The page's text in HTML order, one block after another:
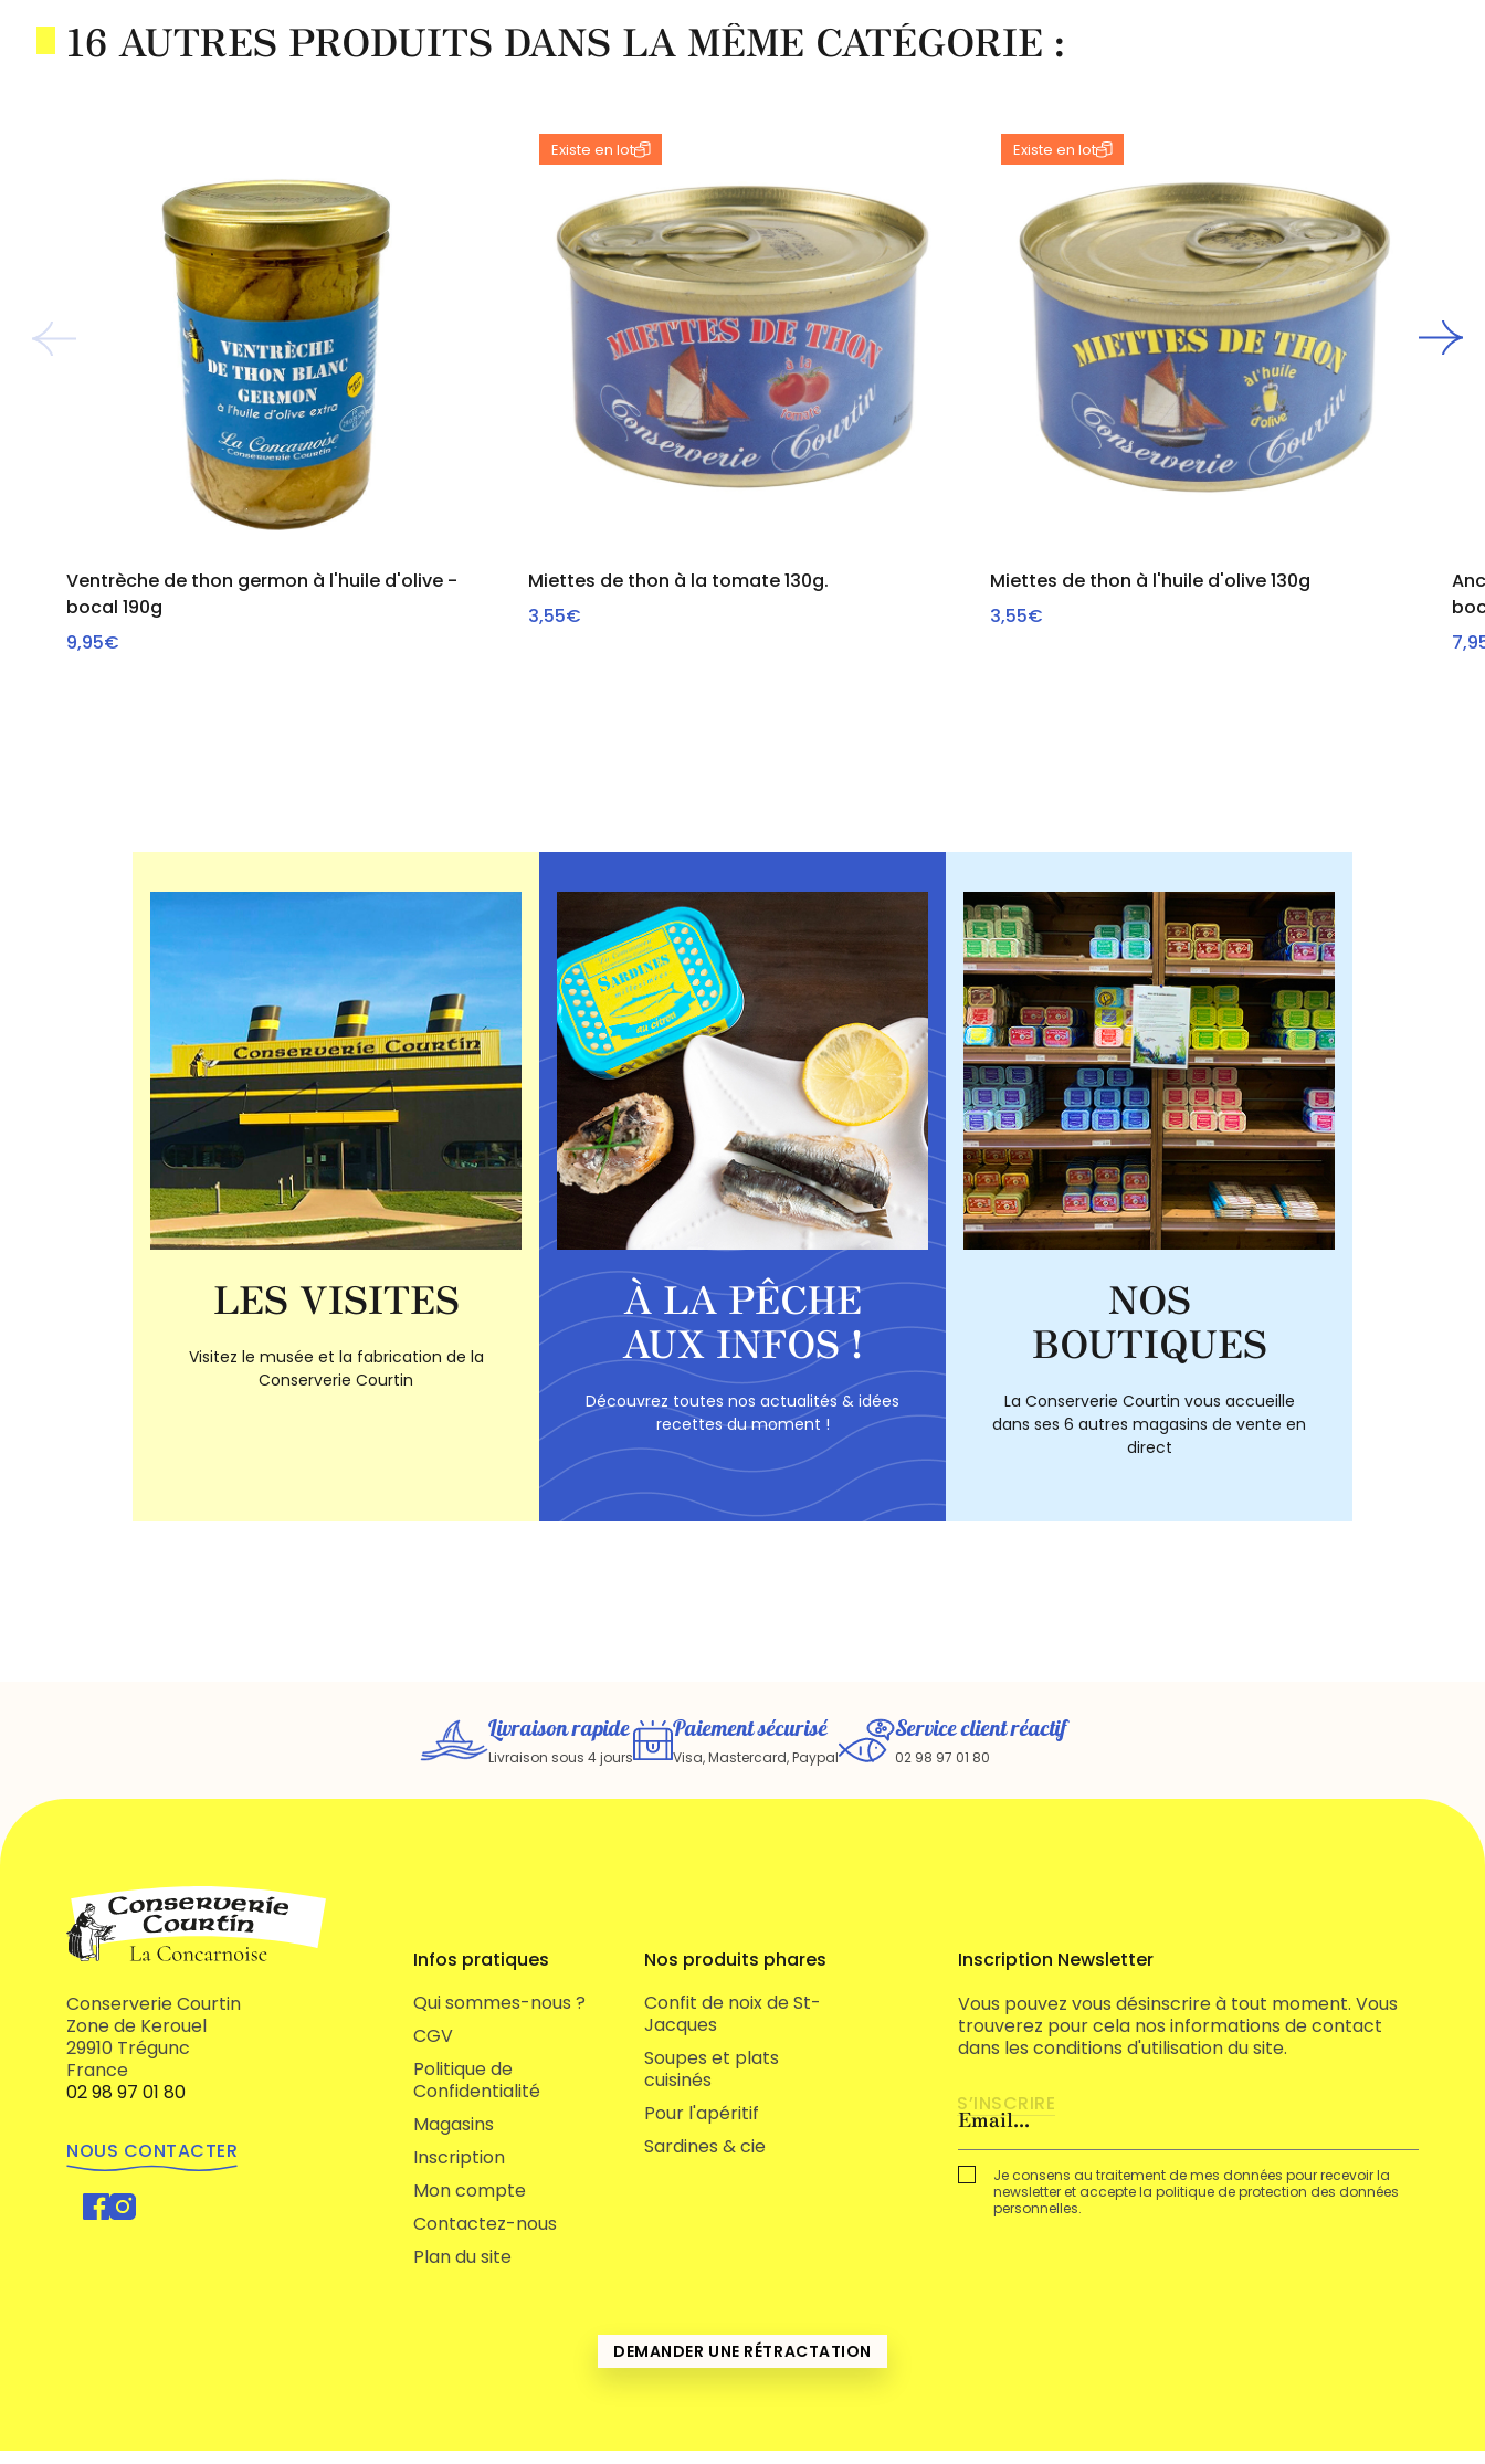
16 AUTRES PRODUITS DANS LA MÊME CATÉGORIE :
Ventrèche de thon germon à l'huile d'olive -
bocal 190g
9,95€
Existe en lot
Miettes de thon à la tomate 130g.
3,55€
Existe en lot
Miettes de thon à l'huile d'olive 130g
3,55€
LES VISITES
Visitez le musée et la fabrication de la
Conserverie Courtin
À LA PÊCHE
AUX INFOS !
Découvrez toutes nos actualités & idées
recettes du moment !
NOS
BOUTIQUES
La Conserverie Courtin vous accueille
dans ses 6 autres magasins de vente en
direct
Livraison rapide
Livraison sous 4 jours
Paiement sécurisé
Visa, Mastercard, Paypal
Service client réactif
02 98 97 01 80
Conserverie Courtin
Zone de Kerouel
29910 Trégunc
France
02 98 97 01 80
NOUS CONTACTER
Infos pratiques
Qui sommes-nous ?
CGV
Politique de
Confidentialité
Magasins
Inscription
Mon compte
Contactez-nous
Plan du site
Nos produits phares
Confit de noix de St-
Jacques
Soupes et plats
cuisinés
Pour l'apéritif
Sardines & cie
Inscription Newsletter
Vous pouvez vous désinscrire à tout moment. Vous
trouverez pour cela nos informations de contact
dans les conditions d'utilisation du site.
Je consens au traitement de mes données pour recevoir la
newsletter et accepte la politique de protection des données
personnelles.
DEMANDER UNE RÉTRACTATION